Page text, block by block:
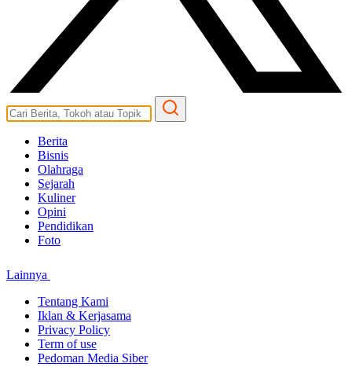
Berita
Bisnis
Olahraga
Sejarah
Kuliner
Opini
Pendidikan
Foto
Lainnya
Tentang Kami
Iklan & Kerjasama
Privacy Policy
Term of use
Pedoman Media Siber